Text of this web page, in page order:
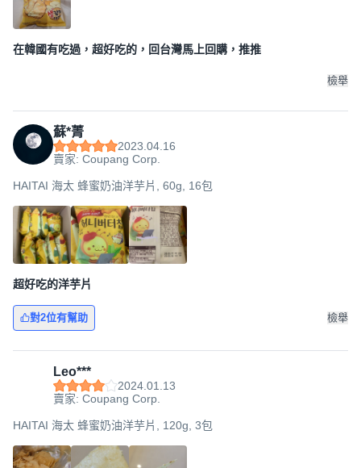
在韓國有吃過，超好吃的，回台灣馬上回購，推推
檢舉
蘇*菁
2023.04.16
賣家: Coupang Corp.
HAITAI 海太 蜂蜜奶油洋芋片, 60g, 16包
超好吃的洋芋片
對2位有幫助 檢舉
Leo***
2024.01.13
賣家: Coupang Corp.
HAITAI 海太 蜂蜜奶油洋芋片, 120g, 3包